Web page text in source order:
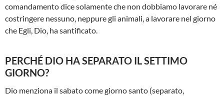
comandamento dice solamente che non dobbiamo lavorare né
costringere nessuno, neppure gli animali, a lavorare nel giorno
che Egli, Dio, ha santificato.
PERCHÉ DIO HA SEPARATO IL SETTIMO
GIORNO?
Dio menziona il sabato come giorno santo (separato,